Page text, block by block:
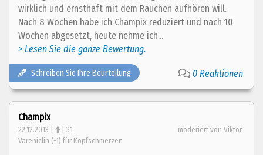
wirklich und ernsthaft mit dem Rauchen aufhören will.
Nach 8 Wochen habe ich Champix reduziert und nach 10
Wochen abgesetzt, heute nehme ich...
> Lesen Sie die ganze Bewertung.
Schreiben Sie Ihre Beurteilung 0 Reaktionen
Champix
22.12.2013 | | 31
moderiert von Viktor
Vareniclin (-1) für Kopfschmerzen